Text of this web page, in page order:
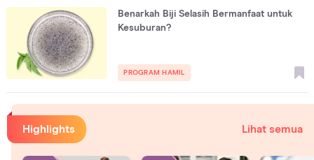
Benarkah Biji Selasih Bermanfaat untuk
Kesuburan?
PROGRAM HAMIL
Highlights Lihat semua